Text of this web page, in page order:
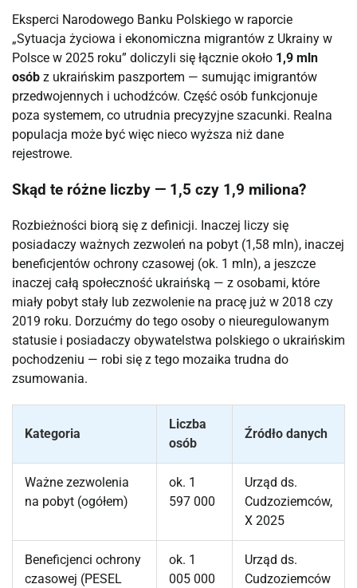
Eksperci Narodowego Banku Polskiego w raporcie
„Sytuacja życiowa i ekonomiczna migrantów z Ukrainy w
Polsce w 2025 roku” doliczyli się łącznie około 1,9 mln
osób z ukraińskim paszportem — sumując imigrantów
przedwojennych i uchodźców. Część osób funkcjonuje
poza systemem, co utrudnia precyzyjne szacunki. Realna
populacja może być więc nieco wyższa niż dane
rejestrowe.
Skąd te różne liczby — 1,5 czy 1,9 miliona?
Rozbieżności biorą się z definicji. Inaczej liczy się
posiadaczy ważnych zezwoleń na pobyt (1,58 mln), inaczej
beneficjentów ochrony czasowej (ok. 1 mln), a jeszcze
inaczej całą społeczność ukraińską — z osobami, które
miały pobyt stały lub zezwolenie na pracę już w 2018 czy
2019 roku. Dorzućmy do tego osoby o nieuregulowanym
statusie i posiadaczy obywatelstwa polskiego o ukraińskim
pochodzeniu — robi się z tego mozaika trudna do
zsumowania.
Kategoria
Liczba
osób
Źródło danych
Ważne zezwolenia
na pobyt (ogółem)
ok. 1
597 000
Urząd ds.
Cudzoziemców,
X 2025
Beneficjenci ochrony
czasowej (PESEL
ok. 1
005 000
Urząd ds.
Cudzoziemców